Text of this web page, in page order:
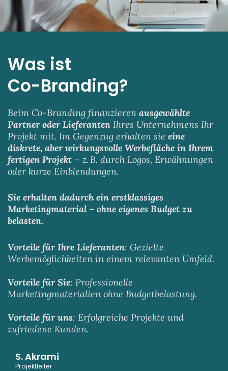
Was ist
Co-Branding?
Beim Co-Branding finanzieren ausgewählte
Partner oder LieferantenIhres Unternehmens Ihr
Projekt mit. Im Gegenzug erhalten sie eine
diskrete, aber wirkungsvolle Werbefläche in Ihrem
fertigen Projekt– z. B. durch Logos, Erwähnungen
oder kurze Einblendungen.
Sie erhalten dadurch ein erstklassiges
Marketingmaterial – ohne eigenes Budget zu
belasten.
Vorteile für Ihre Lieferanten: Gezielte
Werbemöglichkeiten in einem relevanten Umfeld.
Vorteile für Sie: Professionelle
Marketingmaterialien ohne Budgetbelastung.
Vorteile für uns: Erfolgreiche Projekte und
zufriedene Kunden.
S. Akrami
Projektleiter